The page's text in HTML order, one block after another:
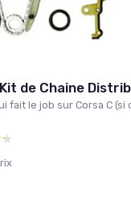
de Chaine
fait le job sur Corsa C